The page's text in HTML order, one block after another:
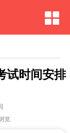
试时间安排
览